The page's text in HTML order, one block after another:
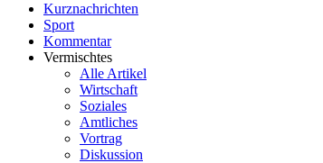
Kurznachrichten
Sport
Kommentar
Vermischtes
Alle Artikel
Wirtschaft
Soziales
Amtliches
Vortrag
Diskussion